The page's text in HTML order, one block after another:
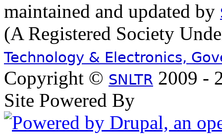
maintained and updated by
(A Registered Society
Technology & Electronics,
Copyright © SNLTR 2009 -
Site Powered By